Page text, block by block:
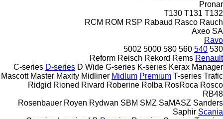
Pronar
T130 T131 T132
RCM ROM RSP Rabaud Rasco Rauch
Axeo SA
Ravo
530
540
560
580
5000
5002
Reform Reisch Rekord Rems Renault
C-series D-series D Wide G-series K-series Kerax Manager
Mascott Master Maxity Midliner Midlum Premium T-series Trafic
Ridgid Rioned Rivard Roberine Rolba RosRoca Rosco
RB48
Rosenbauer Royen Rydwan SBM SMZ SaMASZ Sanders
Saphir Scania